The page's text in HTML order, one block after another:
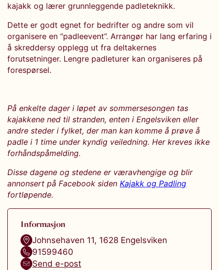
kajakk og lærer grunnleggende padleteknikk.
Dette er godt egnet for bedrifter og andre som vil
organisere en “padleevent”. Arrangør har lang erfaring i
å skreddersy opplegg ut fra deltakernes
forutsetninger. Lengre padleturer kan organiseres på
forespørsel.
På enkelte dager i løpet av sommersesongen tas
kajakkene ned til stranden, enten i Engelsviken eller
andre steder i fylket, der man kan komme å prøve å
padle i 1 time under kyndig veiledning. Her kreves ikke
forhåndspåmelding.
Disse dagene og stedene er væravhengige og blir
annonsert på Facebook siden Kajakk og Padling
fortløpende.
Informasjon
Johnsehaven 11, 1628 Engelsviken
91599460
Send e-post